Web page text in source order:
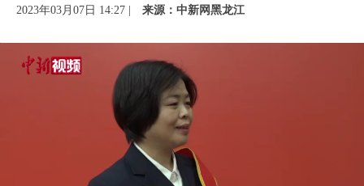
2023年03月07日 14:27 | 来源：中新网黑龙江